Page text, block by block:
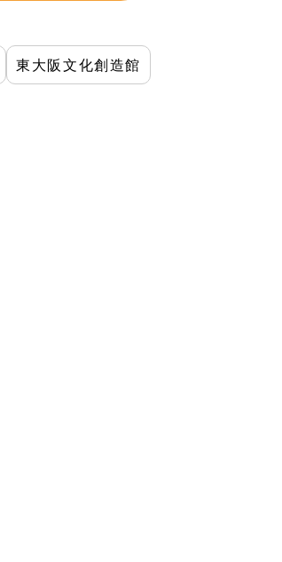
東大阪文化創造館